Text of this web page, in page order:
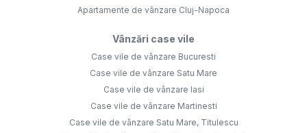
Apartamente de vânzare Cluj-Napoca
Vânzări case vile
Case vile de vânzare Bucuresti
Case vile de vânzare Satu Mare
Case vile de vânzare Iasi
Case vile de vânzare Martinesti
Case vile de vânzare Satu Mare, Titulescu